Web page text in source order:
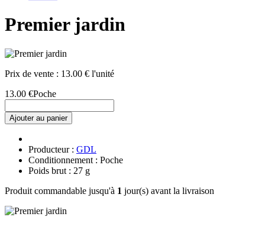
Premier jardin
Prix de vente : 13.00 € l'unité
13.00 €Poche
Ajouter au panier
Producteur : GDL
Conditionnement : Poche
Poids brut : 27 g
Produit commandable jusqu'à 1 jour(s) avant la livraison